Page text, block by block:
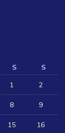
S
S
1
2
8 9
15 16